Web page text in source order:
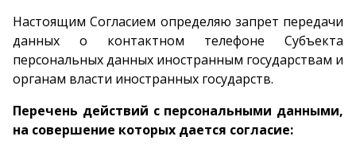
Настоящим Согласием определяю запрет передачи
данных о контактном телефоне Субъекта
персональных данных иностранным государствам и
органам власти иностранных государств.
Перечень действий с персональными данными,
на совершение которых дается согласие: